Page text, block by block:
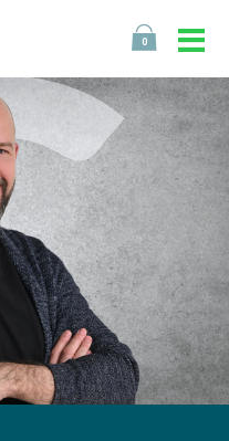
0